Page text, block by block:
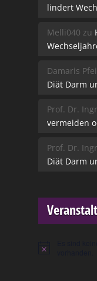
lindert
Melli040 zu
Damaris
Diät Darm
Prof. Dr.
vermeiden
Prof. Dr.
Diät Darm
Hinweis